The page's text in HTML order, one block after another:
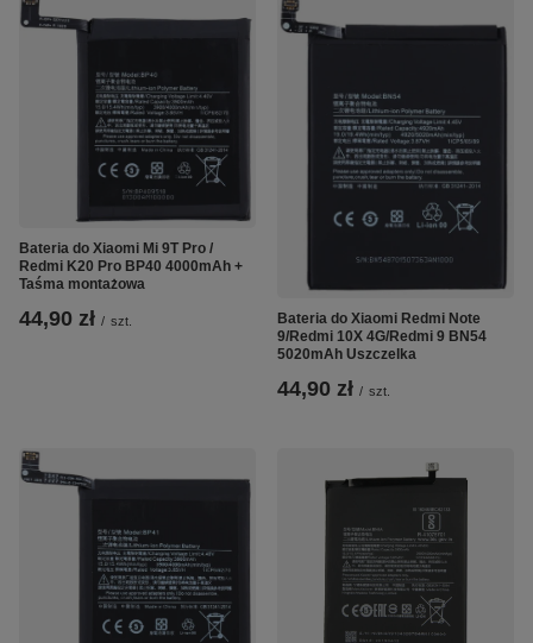
Bateria do Xiaomi Mi 9T Pro /
Redmi K20 Pro BP40 4000mAh +
Taśma montażowa
44,90 zł / szt.
Bateria do Xiaomi Redmi Note
9/Redmi 10X 4G/Redmi 9 BN54
5020mAh Uszczelka
44,90 zł / szt.